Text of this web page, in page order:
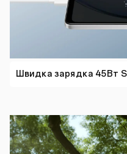
Швидка зарядка 45Вт